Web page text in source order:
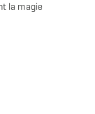
la magie